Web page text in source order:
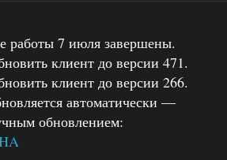
работы 7 июля завершены.
клиент до версии 471.
клиент до версии 266.
автоматически —
обновлением: